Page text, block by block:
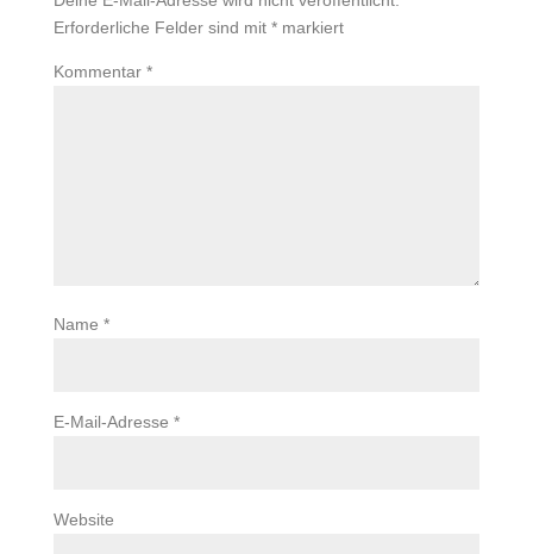
Erforderliche Felder sind mit *markiert
Kommentar *
Name *
E-Mail-Adresse *
Website